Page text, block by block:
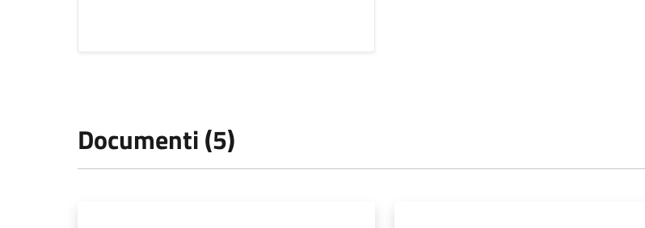
Documenti (5)